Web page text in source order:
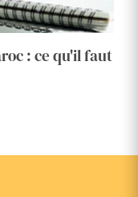
: ce qu'il faut